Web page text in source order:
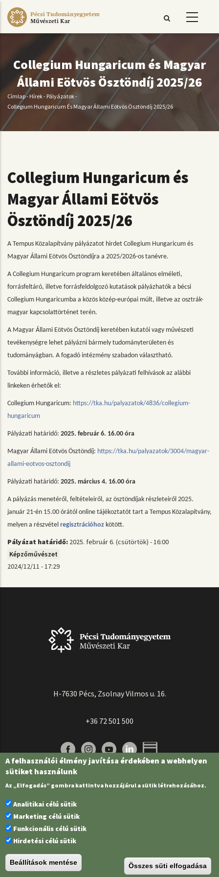
Ugrás
Pécsi Tudományegyetem
Művészeti Kar
Collegium Hungaricum és Magyar
Állami Eötvös Ösztöndíj 2025/26
Morzsa
Címlap-Hírek- Pályázatok-
Collegium Hungaricum És Magyar Állami Eötvös Ösztöndíj 2025/26
Collegium Hungaricum és
Magyar Állami Eötvös
Ösztöndíj 2025/26
A Tempus Közalapítvány pályázatot hirdet Collegium Hungaricum és
Magyar Állami Eötvös Ösztöndíjra a 2025/2026-os tanévre.
A Collegium Hungaricum program keretében általános elméleti,
forrásfeltáró, illetve forrásfeldolgozó kutatások pályázhatók a bécsi
Collegium Hungaricumba a közös közép-európai múlt, illetve az osztrák-
magyar kapcsolattörténet terén.
A Magyar Állami Eötvös Ösztöndíj keretében kutatói vagy művészeti
tevékenységre lehet pályázni bármely tudományterületen és
tudományágban. A fogadó intézmény szabadon választható.
További információ, illetve a részletes pályázati felhívások az alábbi
linkeken érhetők el:
Collegium Hungaricum: https://tka.hu/palyazatok/4836/collegium-
hungaricum
Pályázati határidő: 2025. február 6. 16.00 óra
Magyar Állami Eötvös Ösztöndíj: https://tka.hu/palyazatok/3004/magyar-
allami-eotvos-osztondij
Pályázati határidő: 2025. március 4. 16.00 óra
A pályázás menetéről, feltételeiről, az ösztöndíjak részleteiről 2025.
január 21-én 15.00 órától online tájékoztatót tart a Tempus Közalapítvány,
melyen a részvétel regisztrációhoz kötött.
Pályázat határidő: 2025. február 6. (csütörtök) - 16:00
Képzőművészet
2024/12/11 - 17:29
H-7630 Pécs, Zsolnay Vilmos u. 16.
+36 72 501 500
Pécsi Tudományegyetem | Kancellária |
PTE Login
A felhasználói élmény javítása érdekében a webhelyen
sütiket használunk
Az „Elfogadás” gombra kattintva hozzájárul a sütik létrehozásához.
Analitikai célú sütik
Marketing célú sütik
Funkcionális célú sütik
Hirdetési célú sütik
Beállítások mentése Összes süti elfogadása